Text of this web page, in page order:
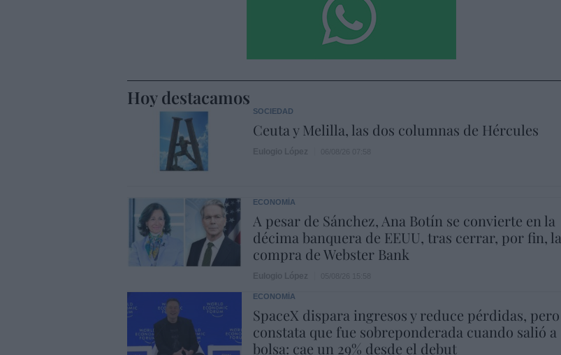
Hoy destacamos
SOCIEDAD
Ceuta y Melilla, las dos columnas de Hércules
ECONOMÍA
A pesar de Sánchez, Ana Botín se convierte en la
décima banquera de EEUU, tras cerrar, por fin, la
compra de Webster Bank
ECONOMÍA
SpaceX dispara ingresos y reduce pérdidas, pero
constata que fue sobreponderada cuando salió a
bolsa: cae un 29% desde el debut